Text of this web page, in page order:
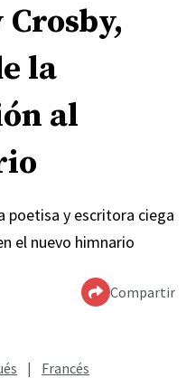
la
al
poetisa y escritora ciega
el nuevo himnario
Compartir
| Francés